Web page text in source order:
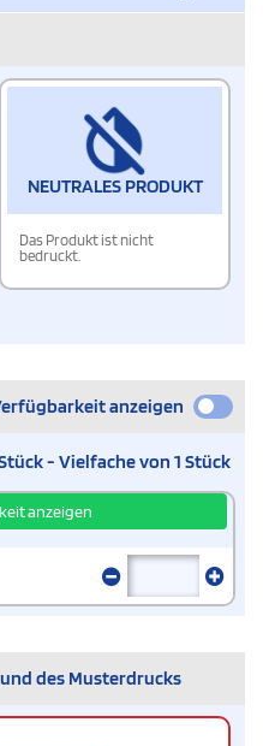
NEUTRALES PRODUKT
Das Produkt ist nicht
bedruckt.
anzeigen
- Vielfache von 1 Stück
anzeigen
des Musterdrucks